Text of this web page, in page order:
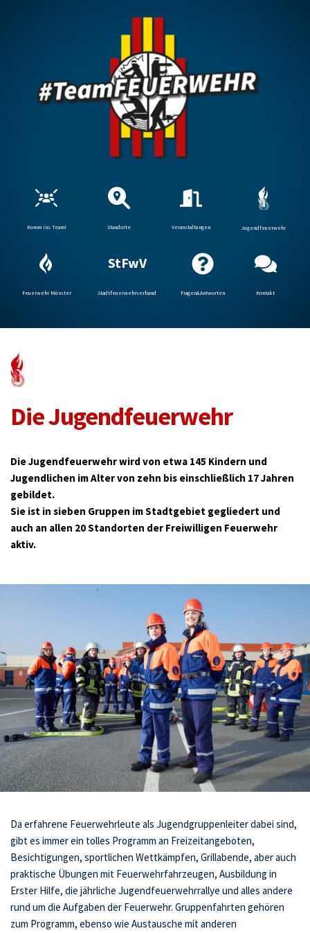
Komm ins Team! Standorte Veranstaltungen Jugendfeuerwehr
Feuerwehr Münster
StFwV
Stadtfeuerwehrverband Fragen&Antworten Kontakt
Die Jugendfeuerwehr
Die Jugendfeuerwehr wird von etwa 145 Kindern und
Jugendlichen im Alter von zehn bis einschließlich 17 Jahren
gebildet.
Sie ist in sieben Gruppen im Stadtgebiet gegliedert und
auch an allen 20 Standorten der Freiwilligen Feuerwehr
aktiv.
Da erfahrene Feuerwehrleute als Jugendgruppenleiter dabei sind,
gibt es immer ein tolles Programm an Freizeitangeboten,
Besichtigungen, sportlichen Wettkämpfen, Grillabende, aber auch
praktische Übungen mit Feuerwehrfahrzeugen, Ausbildung in
Erster Hilfe, die jährliche Jugendfeuerwehrrallye und alles andere
rund um die Aufgaben der Feuerwehr. Gruppenfahrten gehören
zum Programm, ebenso wie Austausche mit anderen